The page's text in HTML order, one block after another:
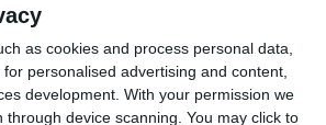
as cookies and process personal data,
personalised advertising and content,
development. With your permission we
device scanning. You may click to
3 (100%)